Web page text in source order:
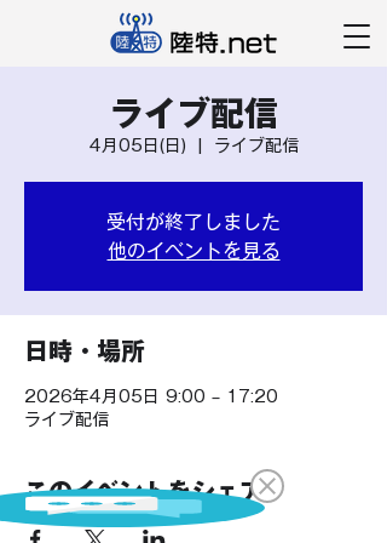
ライブ配信
4月05日(日) ライブ配信
受付が終了しました
他のイベントを見る
日時・場所
2026年4月05日 9:00 – 17:20
ライブ配信
このイベントをシェア